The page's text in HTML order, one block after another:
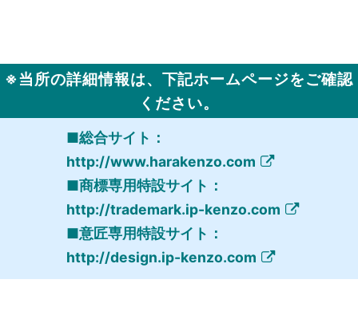
※当所の詳細情報は、下記ホームページをご確認
ください。
■総合サイト：
http://www.harakenzo.com
■商標専用特設サイト：
http://trademark.ip-kenzo.com
■意匠専用特設サイト：
http://design.ip-kenzo.com